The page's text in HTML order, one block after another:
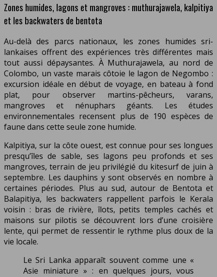
Zones humides, lagons et mangroves : muthurajawela, kalpitiya
et les backwaters de bentota
Au-delà des parcs nationaux, les zones humides sri-
lankaises offrent des expériences très différentes mais
tout aussi dépaysantes. À Muthurajawela, au nord de
Colombo, un vaste marais côtoie le lagon de Negombo :
excursion idéale en début de voyage, en bateau à fond
plat, pour observer martins-pêcheurs, varans,
mangroves et nénuphars géants. Les études
environnementales recensent plus de 190 espèces de
faune dans cette seule zone humide.
Kalpitiya, sur la côte ouest, est connue pour ses longues
presqu’îles de sable, ses lagons peu profonds et ses
mangroves, terrain de jeu privilégié du kitesurf de juin à
septembre. Les dauphins y sont observés en nombre à
certaines périodes. Plus au sud, autour de Bentota et
Balapitiya, les backwaters rappellent parfois le Kerala
voisin : bras de rivière, îlots, petits temples cachés et
maisons sur pilotis se découvrent lors d’une croisière
lente, qui permet de ressentir le rythme plus doux de la
vie locale.
Le Sri Lanka apparaît souvent comme une «
Asie miniature » : en quelques jours, vous